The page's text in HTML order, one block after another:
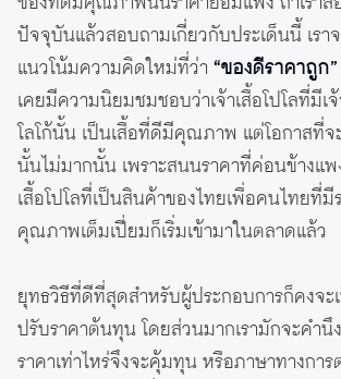
ปัจจุบันแล้วสอบถามเกี่ยวกับประเด็นนี้ เร
แนวโน้มความคิดใหม่ที่ว่า “ของดีราคาถูก
เคยมีความนิยมชมชอบว่าเจ้าเสื้อโปโลที่มีเจ้
โลโก้นั้น เป็นเสื้อที่ดีมีคุณภาพ แต่โอกาสที่จ
นั้นไม่มากนั้น เพราะสนนราคาที่ค่อนข้างแ
เสื้อโปโลที่เป็นสินค้าของไทยเพื่อคนไทยที่มี
คุณภาพเต็มเปี่ยมก็เริ่มเข้ามาในตลาดแล้ว
ยุทธวิธีที่ดีที่สุดสำหรับผู้ประกอบการก็คงจะ
ปรับราคาต้นทุน โดยส่วนมากเรามักจะคำนึง
ราคาเท่าไหร่จึงจะคุ้มทุน หรือภาษาทางกา